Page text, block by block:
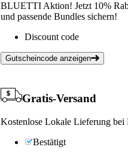
BLUETTI Aktion! Jetzt 10%
und passende Bundles sichern!
Discount code
Gutscheincode anzeigen
Gratis-Versand
Kostenlose Lokale Lieferung
Bestätigt